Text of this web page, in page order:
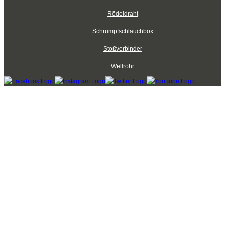
Rödeldraht
Schrumpfschlauchbox
Stoßverbinder
Wellrohr